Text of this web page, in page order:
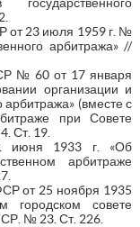
от 23 июля 1959 г. №
арбитража» //
№ 60 от 17 января
организации и
арбитража» (вместе с
при Совете
Ст. 19.
июня 1933 г. «Об
арбитраже
от 25 ноября 1935
городском совете
№ 23. Ст. 226.